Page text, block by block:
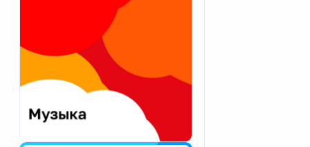
Екатеринбург
Калининград
Калуга